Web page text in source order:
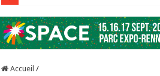
Au sommaire du premier numéro de 2025
Au sommaire de GTM 110
Aidez-nous à améliorer la santé de vos
Accueil /